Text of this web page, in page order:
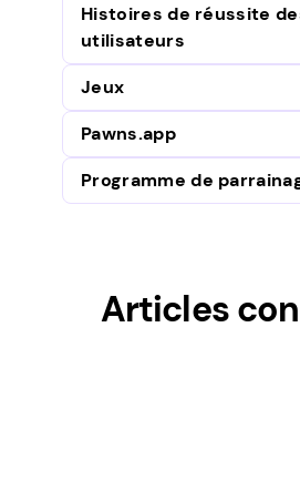
Histoires de réussite
utilisateurs
Jeux
Pawns.app
Programme de
Articles